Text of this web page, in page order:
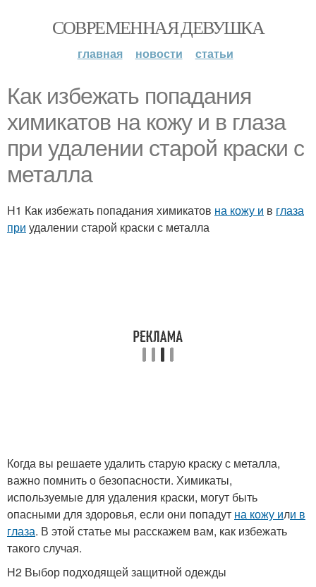
СОВРЕМЕННАЯ ДЕВУШКА
главная новости статьи
Как избежать попадания
химикатов на кожу и в глаза
при удалении старой краски с
металла
H1 Как избежать попадания химикатов на кожу и в глаза
при удалении старой краски с металла
Когда вы решаете удалить старую краску с металла,
важно помнить о безопасности. Химикаты,
используемые для удаления краски, могут быть
опасными для здоровья, если они попадут на кожу или в
глаза. В этой статье мы расскажем вам, как избежать
такого случая.
H2 Выбор подходящей защитной одежды